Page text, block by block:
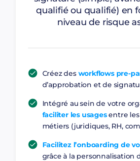
qualifié ou qualifié) en
niveau de risque
Créez des workflows pre-
d’approbation et de
Intégré au sein de votre
faciliter les usagesentre les
métiers (juridiques, RH,
Facilitez l’onboarding de
grâce à la personnalisation